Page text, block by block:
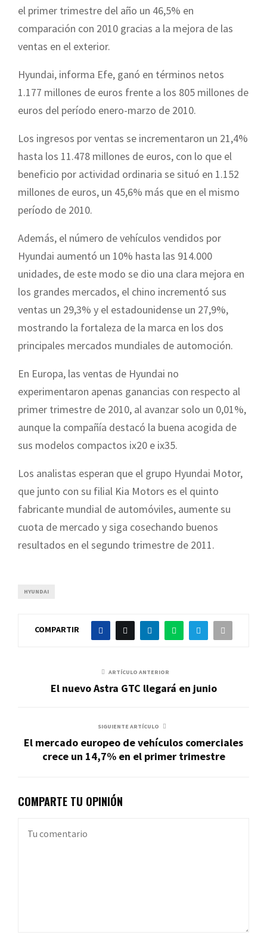
el primer trimestre del año un 46,5% en
comparación con 2010 gracias a la mejora de las
ventas en el exterior.
Hyundai, informa Efe, ganó en términos netos
1.177 millones de euros frente a los 805 millones de
euros del período enero-marzo de 2010.
Los ingresos por ventas se incrementaron un 21,4%
hasta los 11.478 millones de euros, con lo que el
beneficio por actividad ordinaria se situó en 1.152
millones de euros, un 45,6% más que en el mismo
período de 2010.
Además, el número de vehículos vendidos por
Hyundai aumentó un 10% hasta las 914.000
unidades, de este modo se dio una clara mejora en
los grandes mercados, el chino incrementó sus
ventas un 29,3% y el estadounidense un 27,9%,
mostrando la fortaleza de la marca en los dos
principales mercados mundiales de automoción.
En Europa, las ventas de Hyundai no
experimentaron apenas ganancias con respecto al
primer trimestre de 2010, al avanzar solo un 0,01%,
aunque la compañía destacó la buena acogida de
sus modelos compactos ix20 e ix35.
Los analistas esperan que el grupo Hyundai Motor,
que junto con su filial Kia Motors es el quinto
fabricante mundial de automóviles, aumente su
cuota de mercado y siga cosechando buenos
resultados en el segundo trimestre de 2011.
HYUNDAI
COMPARTIR
ARTÍCULO ANTERIOR
El nuevo Astra GTC llegará en junio
SIGUIENTE ARTÍCULO
El mercado europeo de vehículos comerciales
crece un 14,7% en el primer trimestre
COMPARTE TU OPINIÓN